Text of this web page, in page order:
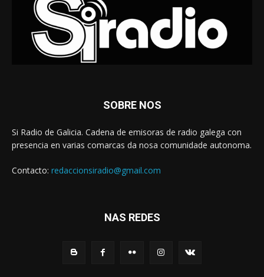
SOBRE NOS
Si Radio de Galicia. Cadena de emisoras de radio galega con
presencia en varias comarcas da nosa comunidade autonoma.
Contacto: redaccionsiradio@gmail.com
NAS REDES